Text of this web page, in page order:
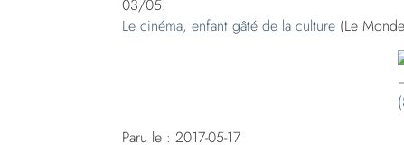
03/05.
Le cinéma, enfant gâté de la culture(Le
Paru le : 2017-05-17